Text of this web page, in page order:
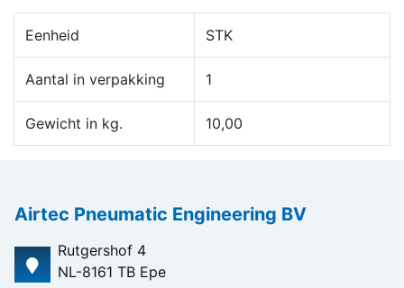
Eenheid STK
Aantal in verpakking 1
Gewicht in kg. 10,00
Airtec Pneumatic Engineering BV
Rutgershof 4
NL-8161 TB Epe